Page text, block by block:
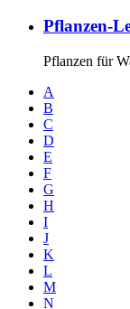
Pflanzen-
Pflanzen für
A
B
C
D
E
F
G
H
I
J
K
L
M
N